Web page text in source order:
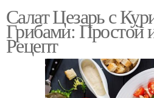
Салат Цезарь с
Грибами: Простой
Рецепт